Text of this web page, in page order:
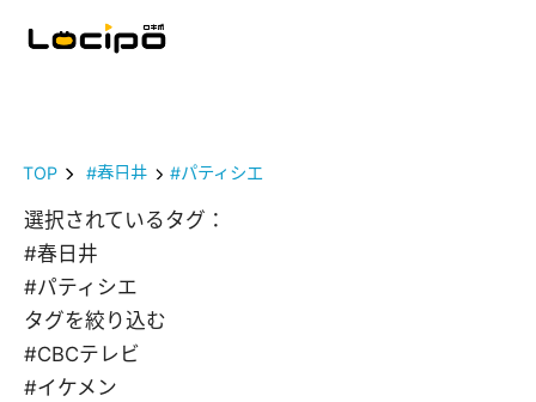
TOP #春日井 #パティシエ
選択されているタグ：
#春日井
#パティシエ
タグを絞り込む
#CBCテレビ
#イケメン